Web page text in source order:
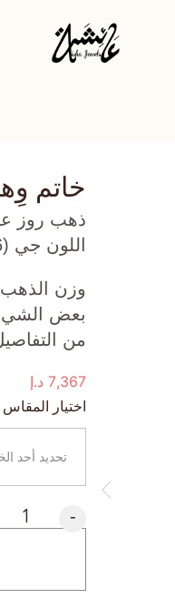
خاتم
اللون جي (0.06 قيراط)، والاحجار الكريمة (0.115 جرام) تقريبًا.
وزن
بعض الشيء
من
7,367 د.إ
اختيار المقاس
-